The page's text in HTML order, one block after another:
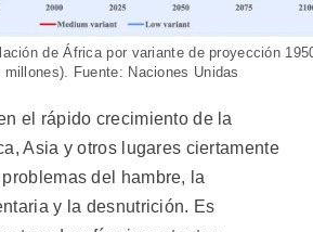
de África por variante de proyección
millones). Fuente: Naciones Unidas
el rápido crecimiento de la
Asia y otros lugares ciertamente
del hambre, la
y la desnutrición. Es